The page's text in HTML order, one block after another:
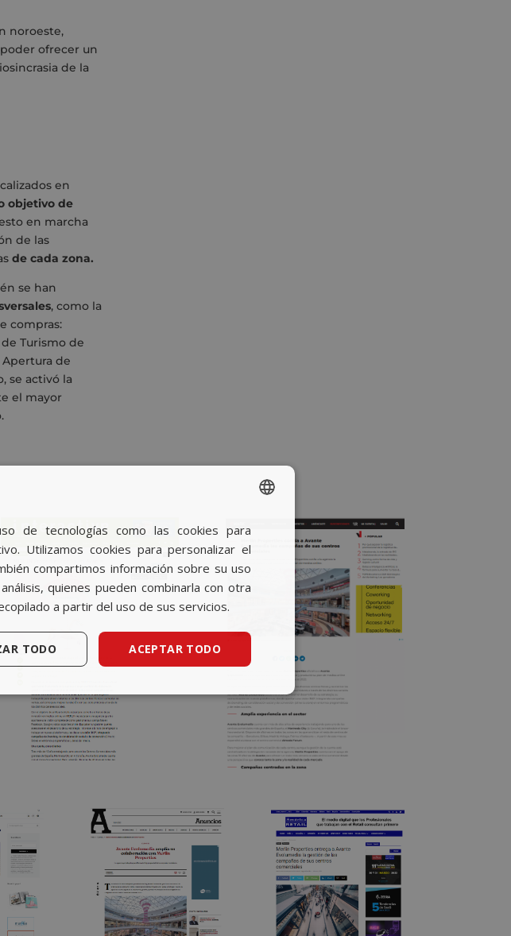
noroeste,
ofrecer un
de la
en
objetivo de
en marcha
de las
de cada zona.
se han
, como la
compras:
Turismo de
de
se activó la
el mayor
SPANISH
BASQUE
CATALAN
ENGLISH
de tecnologías como las cookies para
Utilizamos cookies para personalizar el
compartimos información sobre su uso
quienes pueden combinarla con otra
a partir del uso de sus servicios.
ACEPTAR TODO
TODO